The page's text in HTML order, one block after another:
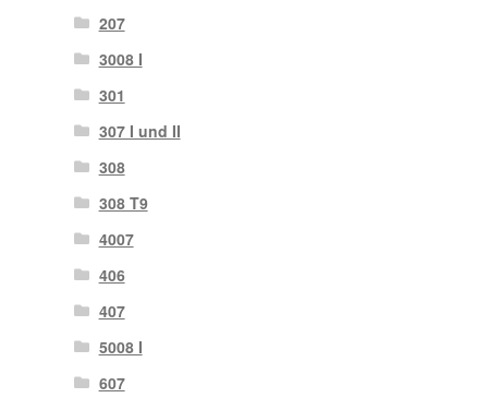
207
3008 I
301
307 I und II
308
308 T9
4007
406
407
5008 I
607